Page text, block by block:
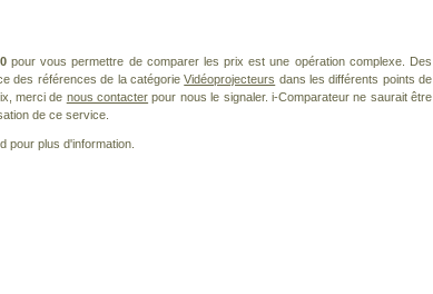
pour vous permettre de comparer les prix est une opération complexe. Des
des références de la catégorieVidéoprojecteurs dans les différents points de
merci de nous contacter pour nous le signaler. i-Comparateur ne saurait être
de ce service.
pour plus d'information.